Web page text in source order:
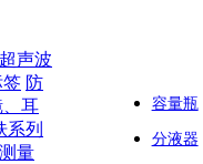
超声波
签 防
、耳
系列
量
容量瓶
分液器